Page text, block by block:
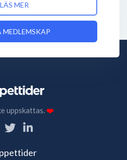
LÄS MER
MEDLEMSKAP
uppskattas.❤️